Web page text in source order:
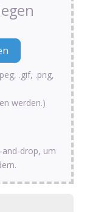
.gif, .png,
werden.)
drop, um